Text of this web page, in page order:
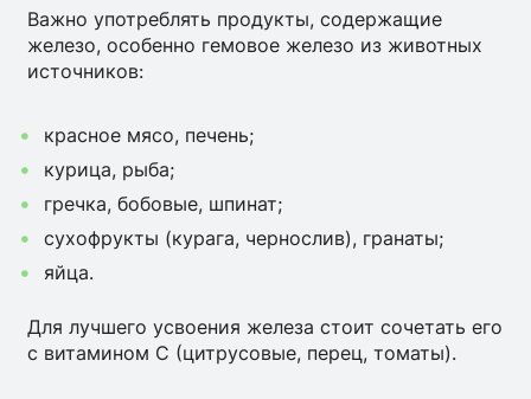
Важно употреблять продукты, содержащие
железо, особенно гемовое железо из животных
источников:
красное мясо, печень;
курица, рыба;
гречка, бобовые, шпинат;
сухофрукты (курага, чернослив), гранаты;
яйца.
Для лучшего усвоения железа стоит сочетать его
с витамином C (цитрусовые, перец, томаты).